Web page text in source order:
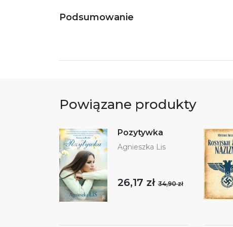
Podsumowanie
Powiązane produkty
Pozytywka
Agnieszka Lis
26,17 zł34,90 zł